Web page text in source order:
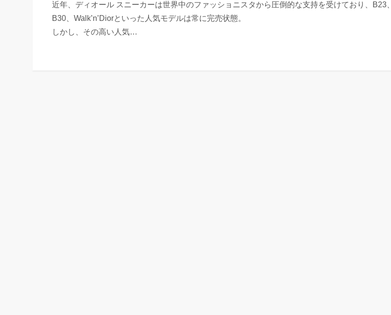
近年、ディオール スニーカーは世界中のファッショニスタから圧倒的な支持を受けており、B23、
B30、Walk’n’Diorといった人気モデルは常に完売状態。
しかし、その高い人気…